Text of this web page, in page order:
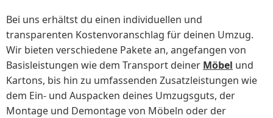
Bei uns erhältst du einen individuellen und
transparenten Kostenvoranschlag für deinen Umzug.
Wir bieten verschiedene Pakete an, angefangen von
Basisleistungen wie dem Transport deiner Möbel und
Kartons, bis hin zu umfassenden Zusatzleistungen wie
dem Ein- und Auspacken deines Umzugsguts, der
Montage und Demontage von Möbeln oder der